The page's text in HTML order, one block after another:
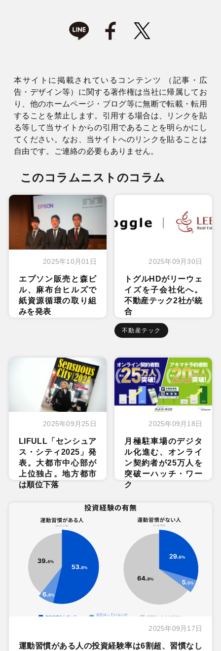
本サイトに掲載されているコンテンツ （記事・広
告・デザイン等）に関する著作権は当社に帰属してお
り、他のホームページ・ブログ等に無断で転載・転用
することを禁止します。引用する場合は、リンクを貼
る等して当サイトからの引用であることを明らかにし
てください。なお、当サイトへのリンクを貼ることは
自由です。ご連絡の必要もありません。
このコラムニストのコラム
2025年10月01日
エプソン販売と森ビ
ル、麻布台ヒルズで
紙資源循環の取り組
みを発表
2025年09月30日
トグルHDがリーウェ
イズを子会社化へ。
不動産テック2社が統
合
不動産テック
2025年09月25日
LIFULL「センシュア
ス・シティ2025」発
表。大都市中心部が
上位独占。地方都市
は順位下落
2025年09月18日
月極駐車場のデジタ
ル化進む、オンライ
ン契約者が25万人を
突破ーハッチ・ワー
ク
2025年09月17日
運動習慣がある人の投資経験率は6割超、習慣なし